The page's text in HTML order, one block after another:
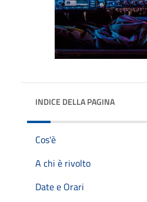
INDICE DELLA PAGINA
Cos'è
A chi è rivolto
Date e Orari